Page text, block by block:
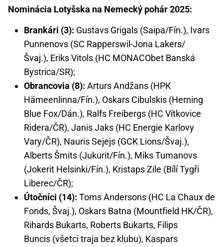
Nominácia Lotyšska na Nemecký pohár 2025:
Brankári (3): Gustavs Grigals (Saipa/Fín.), Ivars
Punnenovs (SC Rapperswil-Jona Lakers/
Švaj.), Eriks Vitols (HC MONACObet Banská
Bystrica/SR);
Obrancovia (8): Arturs Andžans (HPK
Hämeenlinna/Fín.), Oskars Cibulskis (Herning
Blue Fox/Dán.), Ralfs Freibergs (HC Vítkovice
Ridera/ČR), Janis Jaks (HC Energie Karlovy
Vary/ČR), Nauris Sejejs (GCK Lions/Švaj.),
Alberts Šmits (Jukurit/Fín.), Miks Tumanovs
(Jokerit Helsinki/Fín.), Kristaps Zile (Bílí Tygři
Liberec/ČR);
Útočníci (14): Toms Andersons (HC La Chaux de
Fonds, Švaj.), Oskars Batna (Mountfield HK/ČR),
Rihards Bukarts, Roberts Bukarts, Filips
Buncis (všetci traja bez klubu), Kaspars